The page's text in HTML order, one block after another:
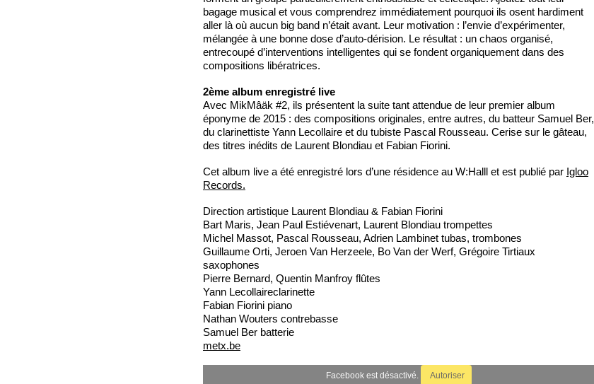
bagage musical et vous comprendrez immédiatement pourquoi ils osent hardiment
aller là où aucun big band n’était avant. Leur motivation : l’envie d’expérimenter,
mélangée à une bonne dose d’auto-dérision. Le résultat : un chaos organisé,
entrecoupé d’interventions intelligentes qui se fondent organiquement dans des
compositions libératrices.
2ème album enregistré live
Avec MikMâäk #2, ils présentent la suite tant attendue de leur premier album
éponyme de 2015 : des compositions originales, entre autres, du batteur Samuel Ber,
du clarinettiste Yann Lecollaire et du tubiste Pascal Rousseau. Cerise sur le gâteau,
des titres inédits de Laurent Blondiau et Fabian Fiorini.
Cet album live a été enregistré lors d’une résidence au W:Halll et est publié par Igloo
Records.
Direction artistique Laurent Blondiau & Fabian Fiorini
Bart Maris, Jean Paul Estiévenart, Laurent Blondiau trompettes
Michel Massot, Pascal Rousseau, Adrien Lambinet tubas, trombones
Guillaume Orti, Jeroen Van Herzeele, Bo Van der Werf, Grégoire Tirtiaux
saxophones
Pierre Bernard, Quentin Manfroy flûtes
Yann Lecollaireclarinette
Fabian Fiorini piano
Nathan Wouters contrebasse
Samuel Ber batterie
metx.be
Facebook est désactivé. Autoriser